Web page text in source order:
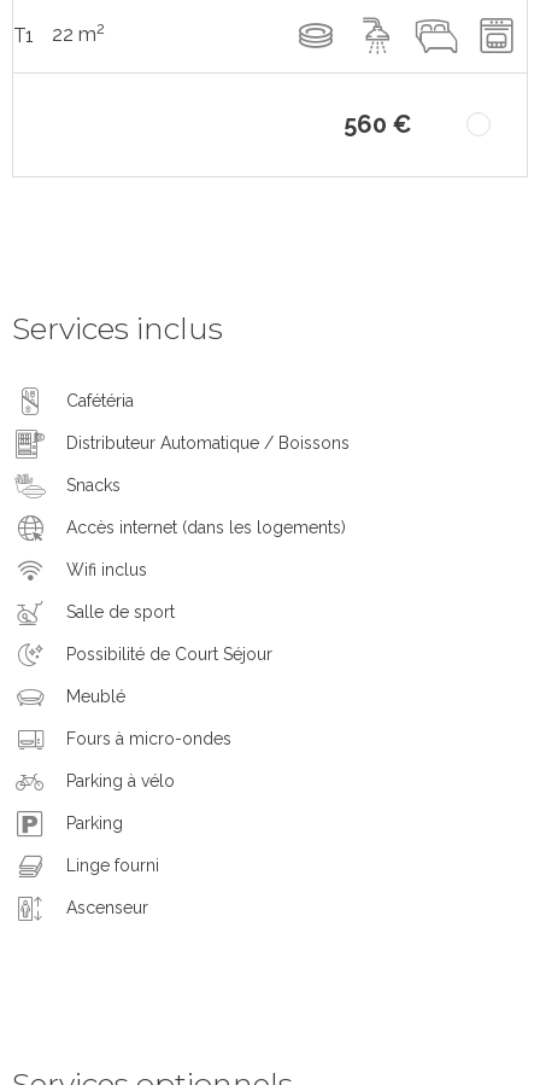
T1 22 m2
560 €
Services inclus
Cafétéria
Distributeur Automatique / Boissons
Snacks
Accès internet (dans les logements)
Wifi inclus
Salle de sport
Possibilité de Court Séjour
Meublé
Fours à micro-ondes
Parking à vélo
Parking
Linge fourni
Ascenseur